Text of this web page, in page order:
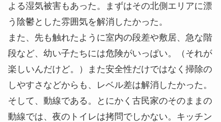
よる湿気被害もあった。まずはその北側エリアに漂
う陰鬱とした雰囲気を解消したかった。
また、先も触れたように室内の段差や敷居、急な階
段など、幼い子たちには危険がいっぱい。（それが
楽しいんだけど。）また安全性だけではなく掃除の
しやすさなどからも、レベル差は解消したかった。
そして、動線である。とにかく古民家のそのままの
動線では、夜のトイレは拷問でしかない。キッチン